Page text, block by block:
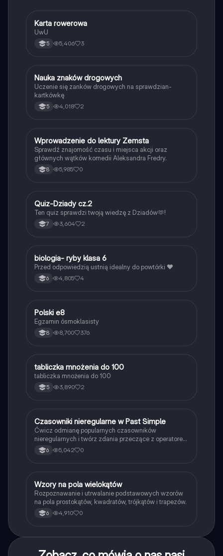
KTechnika
Karta rowerowa
UwU
5 5,406 3
NTechnika
Nauka znaków drogowych
Uczenie się zanków drogowych na sprawdzian-
kartkówkę
5 4,018 2
WJęzyk polski
Wprowadzenie do lektury Zemsta
Sprawdź znajomość czasu i miejsca akcji oraz
głównych wątków komedii Aleksandra Fredry.
8 5,985 0
QJęzyk polski
Quiz-Dziady cz.2
Ten quiz sprawdzi twoją wiedzę z Dziadów🫶!
7 3,604 2
BBiologia
biologia- ryby klasa 6
Przed odpowiedzią ustnią idealny do powtórki ❤️
6 4,805 4
Język polski
Polski e8
Egzamin ósmoklasisty
8 8,700 376
TMatematyka
tabliczka mnożenia do 100
tabliczka mnożenia do 100
5 3,890 2
CJęzyk angielski
Czasowniki nieregularne w Past Simple
Ćwicz odmianę popularnych czasowników
nieregularnych i twórz zdania przeczące z operatorem
didn't w czasie Past Simple.
6 5,042 0
WMatematyka
Wzory na pola wielokątów
Rozpoznawanie i utrwalanie podstawowych wzorów
na pola prostokątów, kwadratów, trójkątów i trapezów.
6 4,910 0